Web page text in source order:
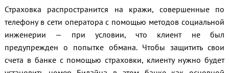
Страховка распространится на кражи, совершенные по
телефону в сети оператора с помощью методов социальной
инженерии — при условии, что клиент не был
предупрежден о попытке обмана. Чтобы защитить свои
счета в банке с помощью страховки, клиенту нужно будет